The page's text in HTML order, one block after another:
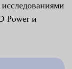
Power и